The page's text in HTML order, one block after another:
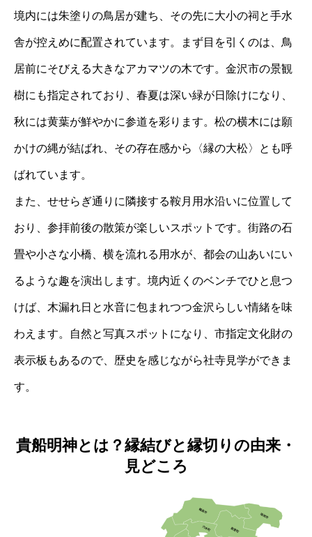
境内には朱塗りの鳥居が建ち、その先に大小の祠と手水
舎が控えめに配置されています。まず目を引くのは、鳥
居前にそびえる大きなアカマツの木です。金沢市の景観
樹にも指定されており、春夏は深い緑が日除けになり、
秋には黄葉が鮮やかに参道を彩ります。松の横木には願
かけの縄が結ばれ、その存在感から〈縁の大松〉とも呼
ばれています。
また、せせらぎ通りに隣接する鞍月用水沿いに位置して
おり、参拝前後の散策が楽しいスポットです。街路の石
畳や小さな小橋、横を流れる用水が、都会の山あいにい
るような趣を演出します。境内近くのベンチでひと息つ
けば、木漏れ日と水音に包まれつつ金沢らしい情緒を味
わえます。自然と写真スポットになり、市指定文化財の
表示板もあるので、歴史を感じながら社寺見学ができま
す。
貴船明神とは？縁結びと縁切りの由来・
見どころ